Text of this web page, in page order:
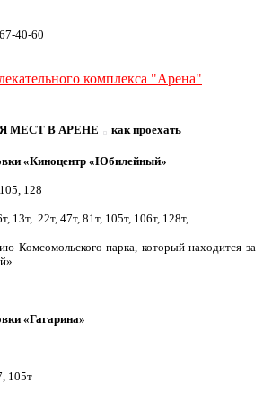
40-60
комплекса "Арена"
МЕСТ В АРЕНЕ как проехать
«Киноцентр «Юбилейный»
128
13т, 22т, 47т, 81т, 105т, 106т, 128т,
Комсомольского парка, который находится за
«Гагарина»
105т